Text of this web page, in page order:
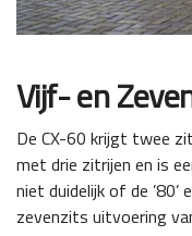
Vijf- en
De CX-60 krijgt twee
met drie zitrijen en is
niet duidelijk of de
zevenzits uitvoering